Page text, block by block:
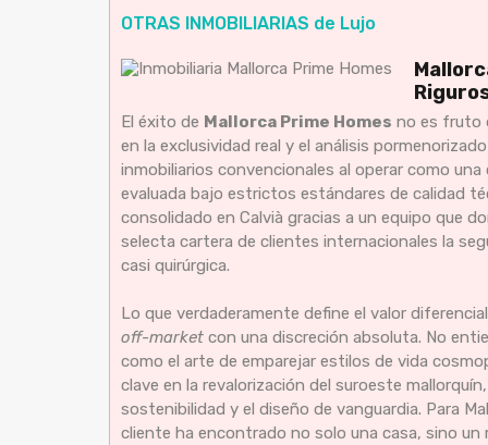
OTRAS INMOBILIARIAS de Lujo
El éxito de Mallorca Prime Homes no es fruto
en la exclusividad real y el análisis
inmobiliarios convencionales al operar como
evaluada bajo estrictos estándares de calidad
consolidado en Calvià gracias a un equipo que
selecta cartera de clientes internacionales la
casi quirúrgica.
Lo que verdaderamente define el valor
off-market con una discreción absoluta. No
como el arte de emparejar estilos de vida
clave en la revalorización del suroeste
sostenibilidad y el diseño de vanguardia. Para
cliente ha encontrado no solo una casa, sino